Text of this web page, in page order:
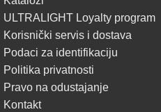
ULTRALIGHT Loyalty program
Korisnički servis i dostava
Podaci za identifikaciju
Politika privatnosti
Pravo na odustajanje
Kontakt